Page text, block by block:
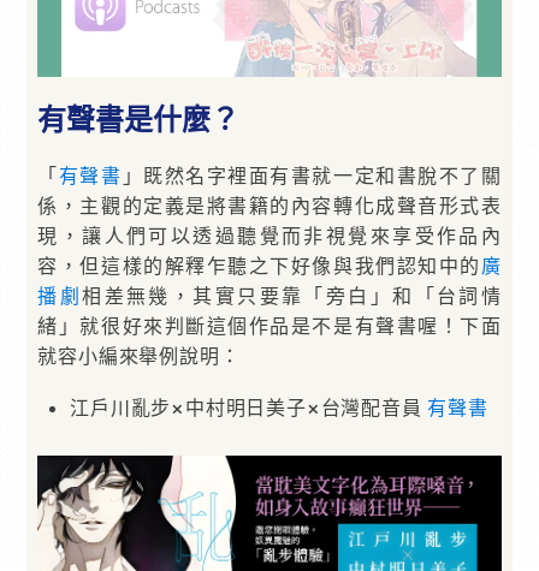
有聲書是什麼？
「 有聲書 」既然名字裡面有書就一定和書脫不了關
係，主觀的定義是將書籍的內容轉化成聲音形式表
現，讓人們可以透過聽覺而非視覺來享受作品內
容，但這樣的解釋乍聽之下好像與我們認知中的 廣
播劇相差無幾，其實只要靠「旁白」和「台詞情
緒」就很好來判斷這個作品是不是有聲書喔！下面
就容小編來舉例說明：
江戶川亂步×中村明日美子×台灣配音員 有聲書